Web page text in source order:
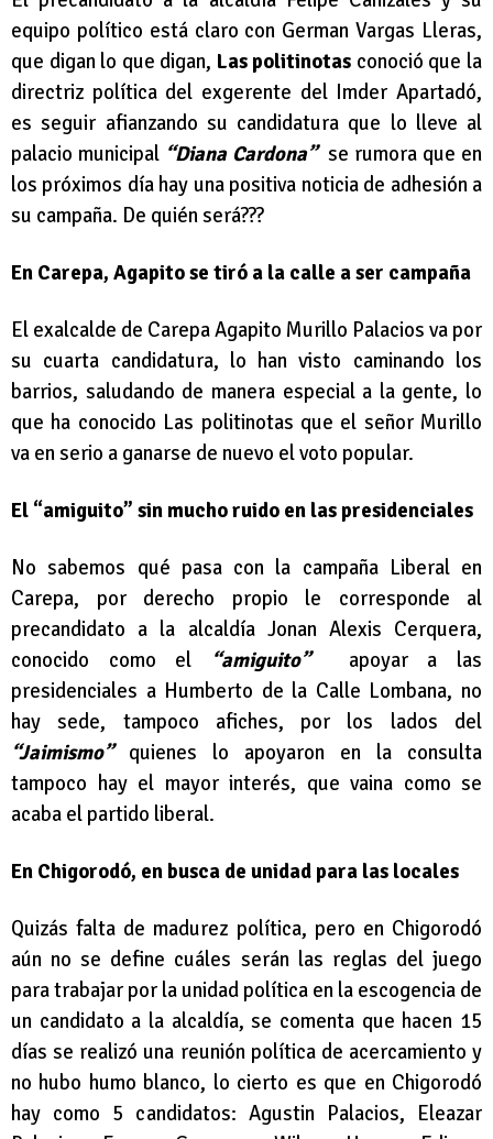
equipo político está claro con German Vargas Lleras,
que digan lo que digan, Las politinotas conoció que la
directriz política del exgerente del Imder Apartadó,
es seguir afianzando su candidatura que lo lleve al
palacio municipal “Diana Cardona”se rumora que en
los próximos día hay una positiva noticia de adhesión a
su campaña. De quién será???
En Carepa, Agapito se tiró a la calle a ser campaña
El exalcalde de Carepa Agapito Murillo Palacios va por
su cuarta candidatura, lo han visto caminando los
barrios, saludando de manera especial a la gente, lo
que ha conocido Las politinotas que el señor Murillo
va en serio a ganarse de nuevo el voto popular.
El “amiguito” sin mucho ruido en las presidenciales
No sabemos qué pasa con la campaña Liberal en
Carepa, por derecho propio le corresponde al
precandidato a la alcaldía Jonan Alexis Cerquera,
conocido como el
“amiguito”apoyar a las
presidenciales a Humberto de la Calle Lombana, no
hay sede, tampoco afiches, por los lados del
“Jaimismo”quienes lo apoyaron en la consulta
tampoco hay el mayor interés, que vaina como se
acaba el partido liberal.
En Chigorodó, en busca de unidad para las locales
Quizás falta de madurez política, pero en Chigorodó
aún no se define cuáles serán las reglas del juego
para trabajar por la unidad política en la escogencia de
un candidato a la alcaldía, se comenta que hacen 15
días se realizó una reunión política de acercamiento y
no hubo humo blanco, lo cierto es que en Chigorodó
hay como 5 candidatos: Agustin Palacios, Eleazar